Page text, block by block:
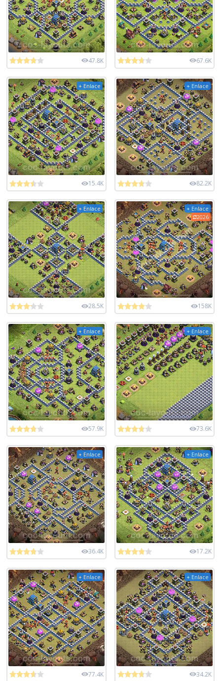
47.8K 67.6K
+ Enlace
15.4K
+ Enlace
82.2K
+ Enlace
28.5K
+ Enlace
2026
158K
+ Enlace
57.9K
+ Enlace
73.6K
+ Enlace
36.4K
+ Enlace
17.2K
+ Enlace
77.4K
+ Enlace
34.2K